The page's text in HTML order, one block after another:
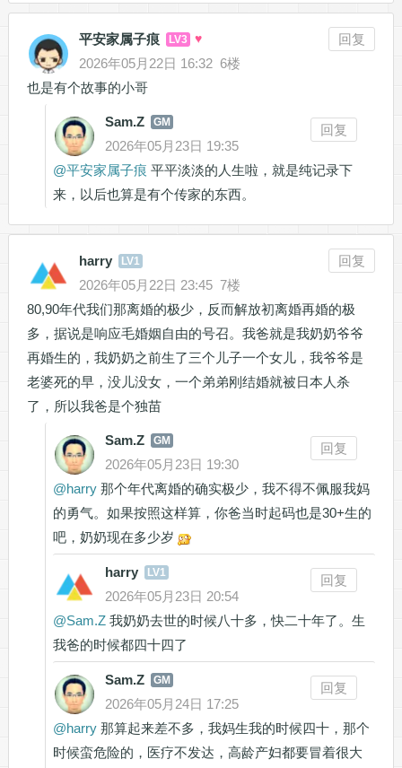
平安家属子痕 LV3 ♥
回复
2026年05月22日 16:32 6楼
也是有个故事的小哥
Sam.Z GM
回复
2026年05月23日 19:35
@平安家属子痕 平平淡淡的人生啦，就是纯记录下
来，以后也算是有个传家的东西。
harry LV1
回复
2026年05月22日 23:45 7楼
80,90年代我们那离婚的极少，反而解放初离婚再婚的极
多，据说是响应毛婚姻自由的号召。我爸就是我奶奶爷爷
再婚生的，我奶奶之前生了三个儿子一个女儿，我爷爷是
老婆死的早，没儿没女，一个弟弟刚结婚就被日本人杀
了，所以我爸是个独苗
Sam.Z GM
回复
2026年05月23日 19:30
@harry那个年代离婚的确实极少，我不得不佩服我妈
的勇气。如果按照这样算，你爸当时起码也是30+生的
吧，奶奶现在多少岁
harry LV1
回复
2026年05月23日 20:54
@Sam.Z我奶奶去世的时候八十多，快二十年了。生
我爸的时候都四十四了
Sam.Z GM
回复
2026年05月24日 17:25
@harry那算起来差不多，我妈生我的时候四十，那个
时候蛮危险的，医疗不发达，高龄产妇都要冒着很大